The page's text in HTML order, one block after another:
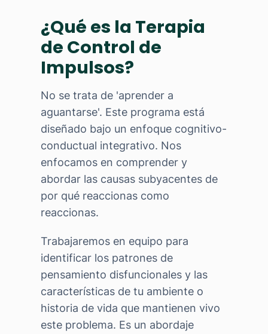
¿Qué es la Terapia
de Control de
Impulsos?
No se trata de 'aprender a
aguantarse'. Este programa está
diseñado bajo un enfoque cognitivo-
conductual integrativo. Nos
enfocamos en comprender y
abordar las causas subyacentes de
por qué reaccionas como
reaccionas.
Trabajaremos en equipo para
identificar los patrones de
pensamiento disfuncionales y las
características de tu ambiente o
historia de vida que mantienen vivo
este problema. Es un abordaje